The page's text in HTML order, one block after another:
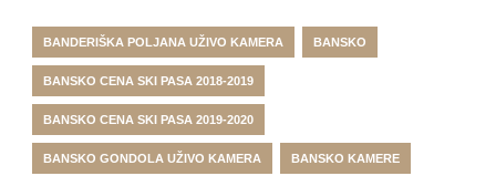
BANDERIŠKA POLJANA UŽIVO KAMERA BANSKO
BANSKO CENA SKI PASA 2018-2019
BANSKO CENA SKI PASA 2019-2020
BANSKO GONDOLA UŽIVO KAMERA BANSKO KAMERE